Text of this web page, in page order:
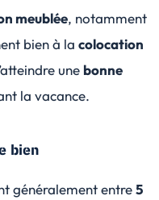
meublée, notamment
bien à la colocation
une bonne
la vacance.
bien
généralement entre5